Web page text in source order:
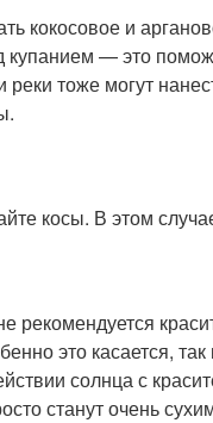
кокосовое и
— это
тоже могут
косы. В этом
рекомендуется
это касается,
солнца с
станут очень